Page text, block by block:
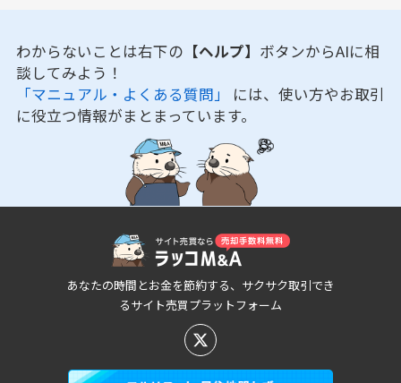
わからないことは右下の 【ヘルプ】 ボタンからAIに相
談してみよう！
「マニュアル・よくある質問」 には、使い方やお取引
に役立つ情報がまとまっています。
あなたの時間とお金を節約する、サクサク取引でき
るサイト売買プラットフォーム